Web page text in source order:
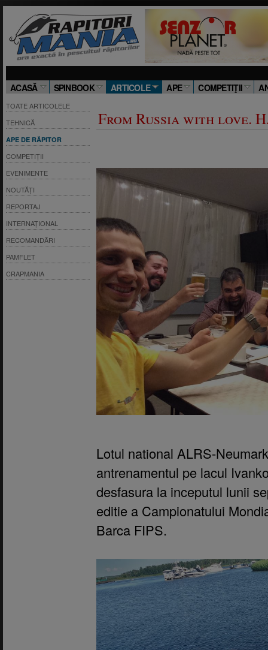
ACASĂ SPINBOOK ARTICOLE APE COMPETIŢII
TOATE ARTICOLELE
TEHNICĂ
APE DE RĂPITOR
COMPETIȚII
EVENIMENTE
NOUTĂȚI
REPORTAJ
INTERNAȚIONAL
RECOMANDĂRI
PAMFLET
CRAPMANIA
From Russia with love.
Lotul national ALRS-
antrenamentul pe lacul
desfasura la inceputul lunii
editie a Campionatului
Barca FIPS.